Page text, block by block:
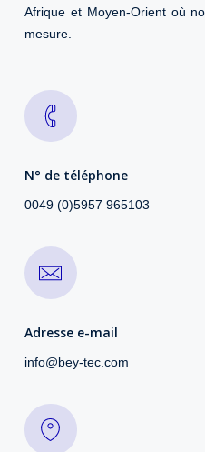
Afrique et Moyen-Orient où
mesure.
N° de téléphone
0049 (0)5957 965103
Adresse e-mail
info@bey-tec.com